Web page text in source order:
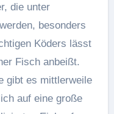
die unter
besonders
Köders lässt
Fisch anbeißt.
gibt es mittlerweile
auf eine große